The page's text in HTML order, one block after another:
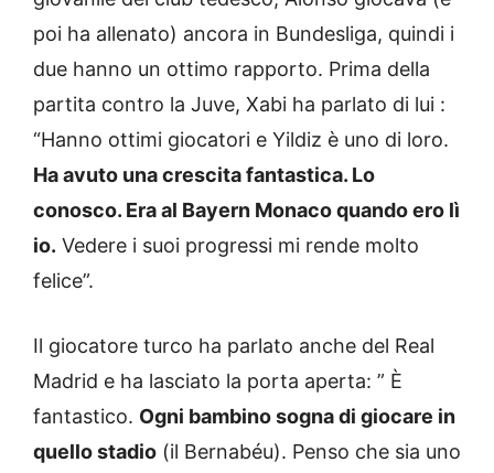
poi ha allenato) ancora in Bundesliga, quindi i
due hanno un ottimo rapporto. Prima della
partita contro la Juve, Xabi ha parlato di lui :
“Hanno ottimi giocatori e Yildiz è uno di loro.
Ha avuto una crescita fantastica. Lo
conosco. Era al Bayern Monaco quando ero lì
io. Vedere i suoi progressi mi rende molto
felice”.
Il giocatore turco ha parlato anche del Real
Madrid e ha lasciato la porta aperta: ” È
fantastico. Ogni bambino sogna di giocare in
quello stadio (il Bernabéu). Penso che sia uno